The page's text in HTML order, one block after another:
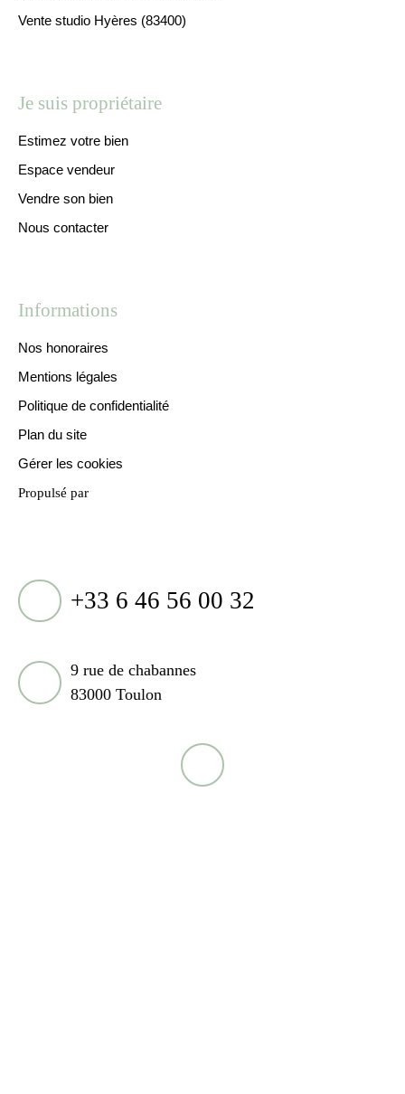
Vente studio Hyères (83400)
Je suis propriétaire
Estimez votre bien
Espace vendeur
Vendre son bien
Nous contacter
Informations
Nos honoraires
Mentions légales
Politique de confidentialité
Plan du site
Gérer les cookies
Propulsé par
+33 6 46 56 00 32
9 rue de chabannes
83000 Toulon